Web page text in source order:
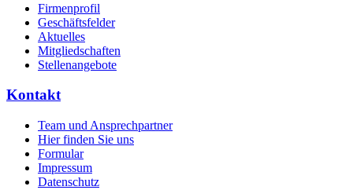
Firmenprofil
Geschäftsfelder
Aktuelles
Mitgliedschaften
Stellenangebote
Kontakt
Team und Ansprechpartner
Hier finden Sie uns
Formular
Impressum
Datenschutz